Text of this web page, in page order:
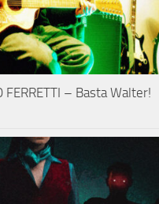
FERRETTI – Basta Walter!